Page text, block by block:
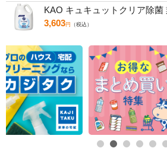
KAO キュキュットクリア除菌
3,603円 （税込）